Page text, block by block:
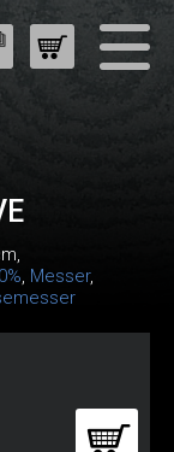
, Messer,